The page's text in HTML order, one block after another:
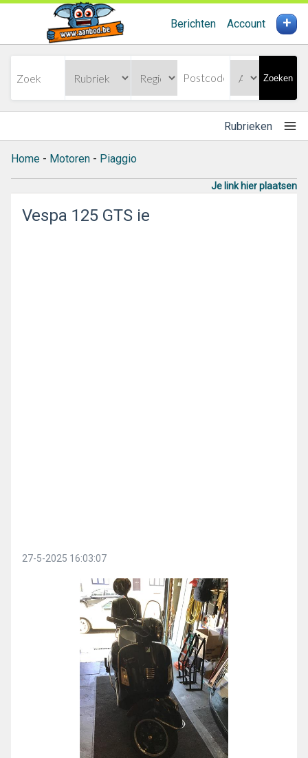
Berichten Account +
Zoeken
Rubrieken
Home - Motoren - Piaggio
Je link hier plaatsen
Vespa 125 GTS ie
27-5-2025 16:03:07